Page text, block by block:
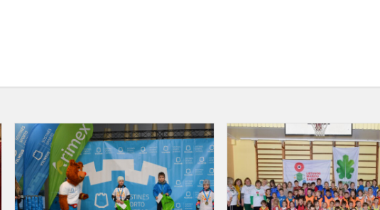
Fantazijos
šalyje
2024
Greitojo
čiuožimo
varžybos